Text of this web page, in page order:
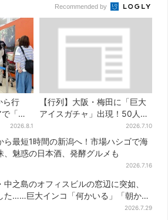
Recommended by
ら行
「ど
分で“1
2026.8.1
【行列】大阪・梅田に「巨大
アイスガチャ」出現！50人以
上が列…初日は即終了、残る
開催日は？
2026.7.10
ら最短1時間の新潟へ！市場ハシゴで海
、魅惑の日本酒、発酵グルメも
2026.7.16
中之島のオフィスビルの窓辺に突如、
た……巨大インコ「何かいる」「朝から
2026.7.29